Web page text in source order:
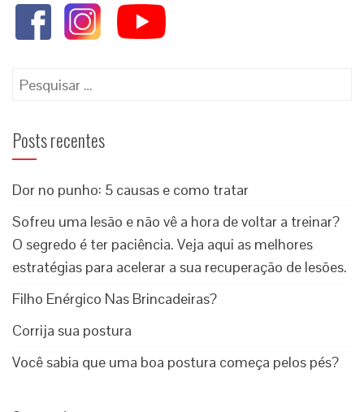
Posts recentes
Dor no punho: 5 causas e como tratar
Sofreu uma lesão e não vê a hora de voltar a treinar?
O segredo é ter paciência. Veja aqui as melhores
estratégias para acelerar a sua recuperação de lesões.
Filho Enérgico Nas Brincadeiras?
Corrija sua postura
Você sabia que uma boa postura começa pelos pés?